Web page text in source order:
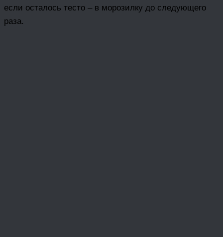
если осталось тесто – в морозилку до следующего
раза.